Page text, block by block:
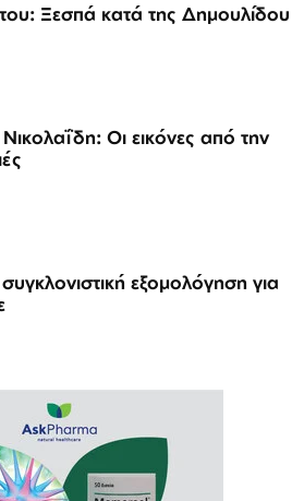
Ξεσπά κατά της Δημουλίδου
εικόνες από την
εξομολόγηση για